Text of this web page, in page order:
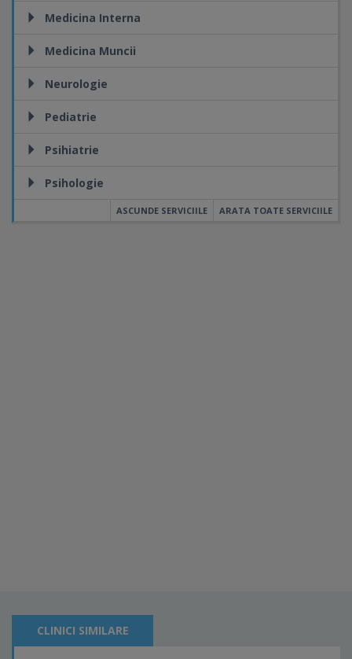
Medicina Interna
Medicina Muncii
Neurologie
Pediatrie
Psihiatrie
Psihologie
ARATA TOATE SERVICIILE
ASCUNDE SERVICIILE
CLINICI SIMILARE